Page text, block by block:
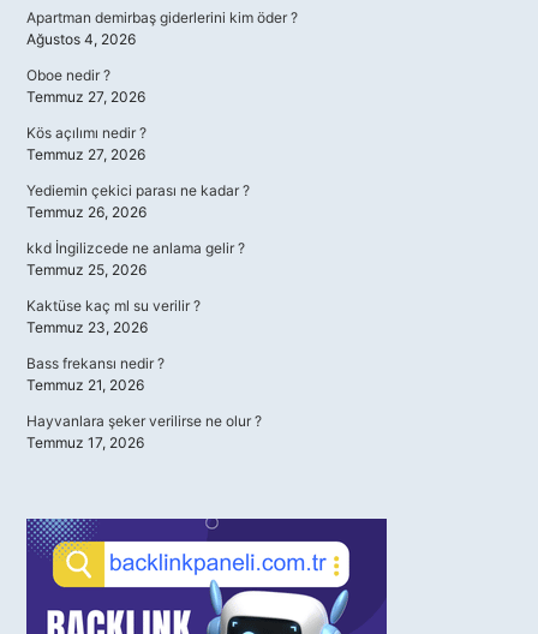
Apartman demirbaş giderlerini kim öder ?
Ağustos 4, 2026
Oboe nedir ?
Temmuz 27, 2026
Kös açılımı nedir ?
Temmuz 27, 2026
Yediemin çekici parası ne kadar ?
Temmuz 26, 2026
kkd İngilizcede ne anlama gelir ?
Temmuz 25, 2026
Kaktüse kaç ml su verilir ?
Temmuz 23, 2026
Bass frekansı nedir ?
Temmuz 21, 2026
Hayvanlara şeker verilirse ne olur ?
Temmuz 17, 2026